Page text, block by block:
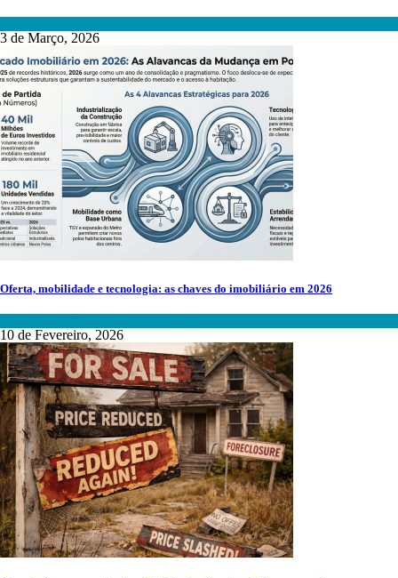
3 de Março, 2026
Oferta, mobilidade e tecnologia: as chaves do imobiliário em 2026
10 de Fevereiro, 2026